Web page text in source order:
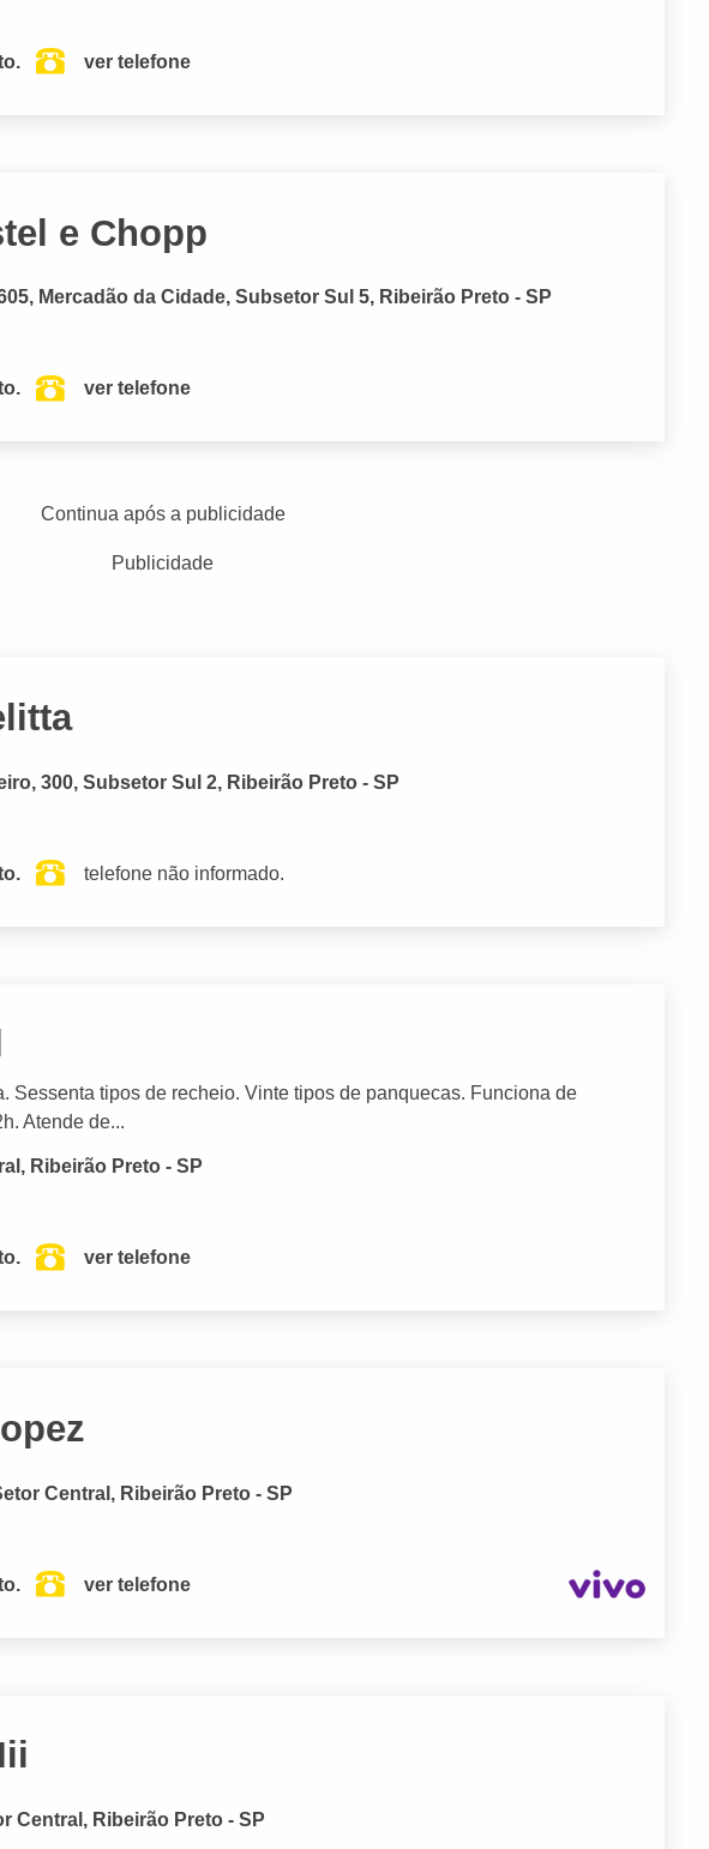
ver telefone
e Chopp
Mercadão da Cidade, Subsetor Sul 5, Ribeirão Preto - SP
ver telefone
Continua após a publicidade
Publicidade
300, Subsetor Sul 2, Ribeirão Preto - SP
telefone não informado.
Sessenta tipos de recheio. Vinte tipos de panquecas. Funciona de
Atende de...
Ribeirão Preto - SP
ver telefone
Central, Ribeirão Preto - SP
ver telefone
Central, Ribeirão Preto - SP